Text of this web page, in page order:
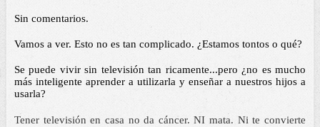
Sin comentarios.
Vamos a ver. Esto no es tan complicado. ¿Estamos tontos o qué?
Se puede vivir sin televisión tan ricamente...pero ¿no es mucho
más inteligente aprender a utilizarla y enseñar a nuestros hijos a
usarla?
Tener televisión en casa no da cáncer. NI mata. Ni te convierte